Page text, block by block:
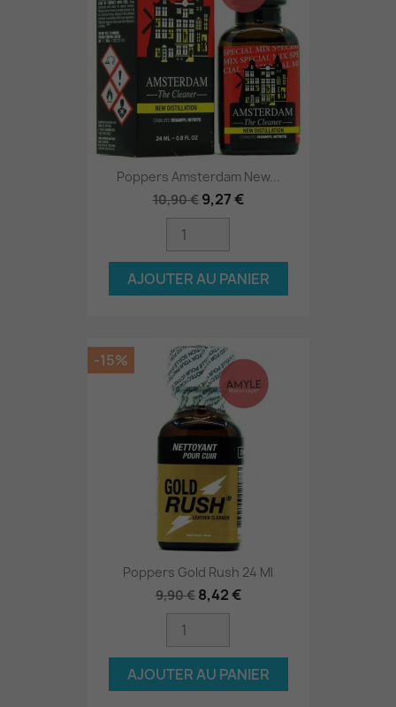
Poppers Amsterdam New...
10,90 € 9,27 €
AJOUTER AU PANIER
Poppers Gold Rush 24 Ml
9,90 € 8,42 €
AJOUTER AU PANIER
-15%